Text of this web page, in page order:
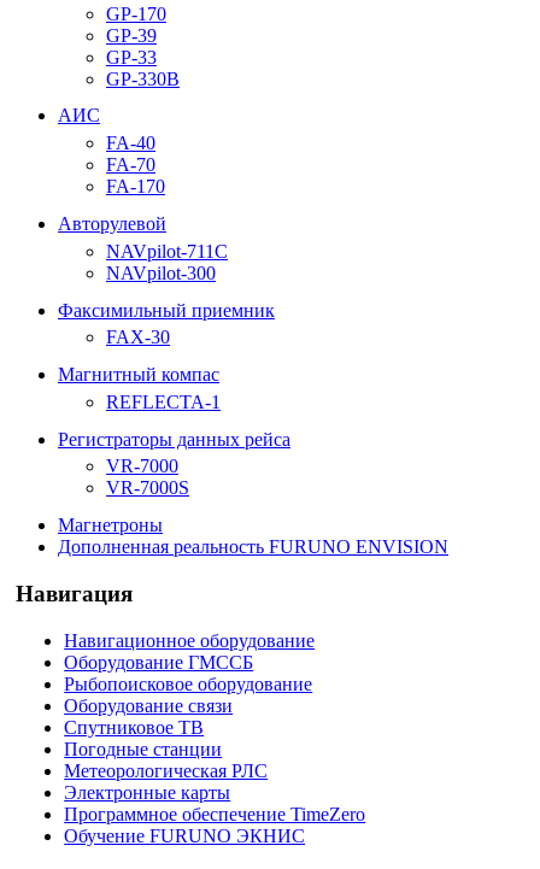
GP-170
GP-39
GP-33
GP-330B
АИС
FA-40
FA-70
FA-170
Авторулевой
NAVpilot-711С
NAVpilot-300
Факсимильный приемник
FAX-30
Магнитный компас
REFLECTA-1
Регистраторы данных рейса
VR-7000
VR-7000S
Магнетроны
Дополненная реальность FURUNO ENVISION
Навигация
Навигационное оборудование
Оборудование ГМССБ
Рыбопоисковое оборудование
Оборудование связи
Спутниковое ТВ
Погодные станции
Метеорологическая РЛС
Электронные карты
Программное обеспечение TimeZero
Обучение FURUNO ЭКНИС